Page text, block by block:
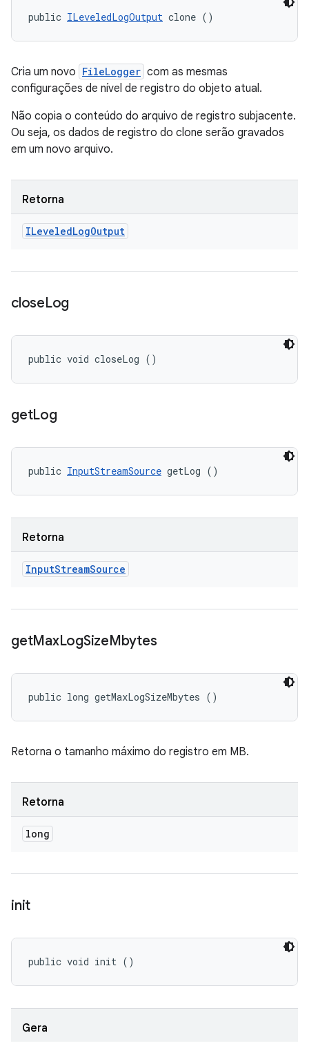
public ILeveledLogOutput clone ()
Cria um novo FileLogger com as mesmas
configurações de nível de registro do objeto atual.
Não copia o conteúdo do arquivo de registro subjacente.
Ou seja, os dados de registro do clone serão gravados
em um novo arquivo.
Retorna
ILeveledLogOutput
closeLog
public void closeLog ()
getLog
public InputStreamSource getLog ()
Retorna
InputStreamSource
getMaxLogSizeMbytes
public long getMaxLogSizeMbytes ()
Retorna o tamanho máximo do registro em MB.
Retorna
long
init
public void init ()
Gera